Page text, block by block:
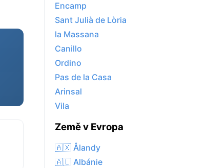
Encamp
Sant Julià de Lòria
la Massana
Canillo
Ordino
Pas de la Casa
Arinsal
Vila
Země v Evropa
🇦🇽 Ålandy
🇦🇱 Albánie